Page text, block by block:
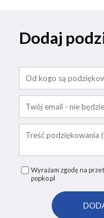
Dodaj
Wyrażam zgodę na
popko.pl